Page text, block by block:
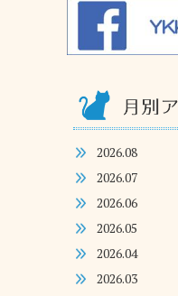
2026.08
2026.07
2026.06
2026.05
2026.04
2026.03